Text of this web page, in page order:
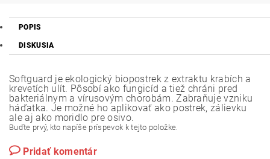
POPIS
DISKUSIA
Softguard je ekologický biopostrek z extraktu krabích a
krevetích ulít. Pôsobí ako fungicíd a tiež chráni pred
bakteriálnym a vírusovým chorobám. Zabraňuje vzniku
háďatka. Je možné ho aplikovať ako postrek, zálievku
ale aj ako moridlo pre osivo.
Buďte prvý, kto napíše príspevok k tejto položke.
Pridať komentár